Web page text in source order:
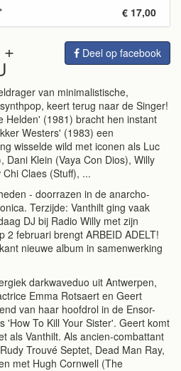
€ 17,00
Deel op facebook
van minimalistische,
keert terug naar de Singer!
Helden' (1981) bracht hen instant
Westers' (1983) een
wisselde wild met iconen als Luc
Dani Klein (Vaya Con Dios), Willy
Claes (Stuff), ...
- doorrazen in de anarcho-
Terzijde: Vanthilt ging vaak
DJ bij Radio Willy met zijn
2 februari brengt ARBEID ADELT!
nieuwe album in samenwerking
darkwaveduo uit Antwerpen,
Emma Rotsaert en Geert
van haar hoofdrol in de Ensor-
'How To Kill Your Sister'. Geert komt
als Vanthilt. Als ancien-combattant
Trouvé Septet, Dead Man Ray,
met Hugh Cornwell (The